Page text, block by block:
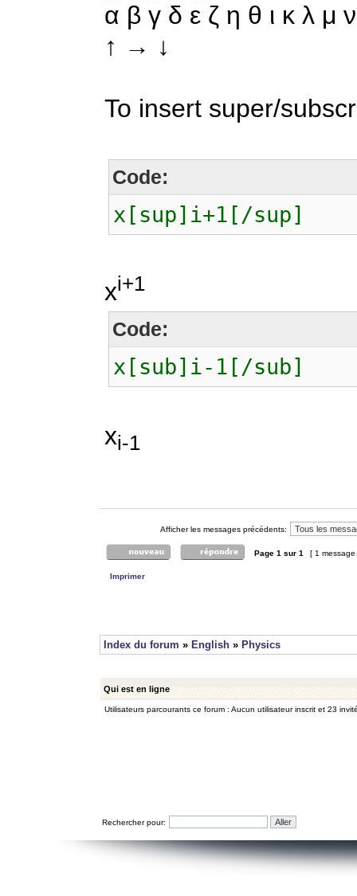
α β γ δ ε ζ η θ ι κ λ
↑ → ↓
To insert super/
Code:
x[sup]i+1[/sup]
xi+1
Code:
x[sub]i-1[/sub]
xi-1
Afficher les messages précédents:
Page 1 sur 1 [ 1
Imprimer
Index du forum » English » Physics
Qui est en ligne
Utilisateurs parcourants ce forum : Aucun utilisateur inscrit et 23
Rechercher pour: